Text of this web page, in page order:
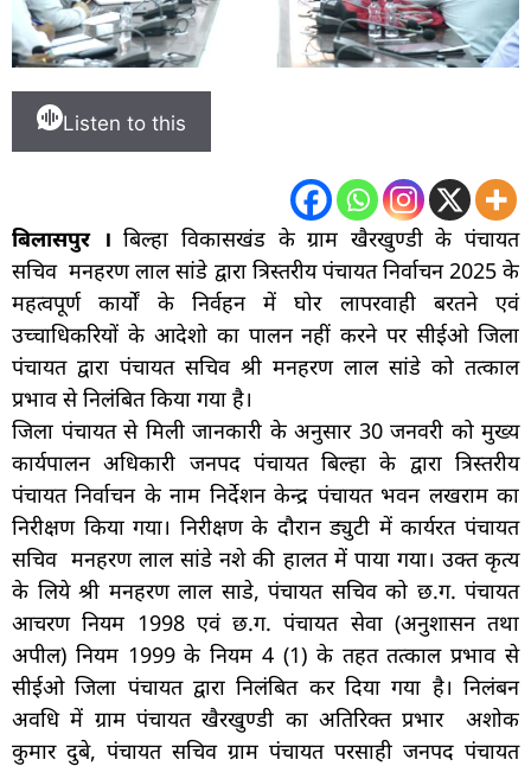
Listen to this
बिलासपुर । बिल्हा विकासखंड के ग्राम खैरखुण्डी के पंचायत
सचिव मनहरण लाल सांडे द्वारा त्रिस्तरीय पंचायत निर्वाचन 2025 के
महत्वपूर्ण कार्यों के निर्वहन में घोर लापरवाही बरतने एवं
उच्चाधिकरियों के आदेशो का पालन नहीं करने पर सीईओ जिला
पंचायत द्वारा पंचायत सचिव श्री मनहरण लाल सांडे को तत्काल
प्रभाव से निलंबित किया गया है।
जिला पंचायत से मिली जानकारी के अनुसार 30 जनवरी को मुख्य
कार्यपालन अधिकारी जनपद पंचायत बिल्हा के द्वारा त्रिस्तरीय
पंचायत निर्वाचन के नाम निर्देशन केन्द्र पंचायत भवन लखराम का
निरीक्षण किया गया। निरीक्षण के दौरान ड्युटी में कार्यरत पंचायत
सचिव मनहरण लाल सांडे नशे की हालत में पाया गया। उक्त कृत्य
के लिये श्री मनहरण लाल साडे, पंचायत सचिव को छ.ग. पंचायत
आचरण नियम 1998 एवं छ.ग. पंचायत सेवा (अनुशासन तथा
अपील) नियम 1999 के नियम 4 (1) के तहत तत्काल प्रभाव से
सीईओ जिला पंचायत द्वारा निलंबित कर दिया गया है। निलंबन
अवधि में ग्राम पंचायत खैरखुण्डी का अतिरिक्त प्रभार अशोक
कुमार दुबे, पंचायत सचिव ग्राम पंचायत परसाही जनपद पंचायत